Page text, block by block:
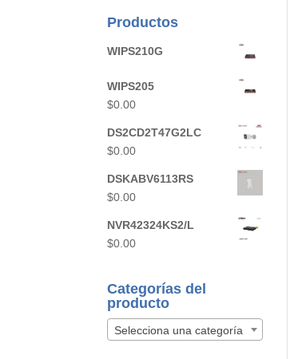
Productos
WIPS210G
WIPS205
$0.00
DS2CD2T47G2LC
$0.00
DSKABV6113RS
$0.00
NVR42324KS2/L
$0.00
Categorías del
producto
Selecciona una categoría